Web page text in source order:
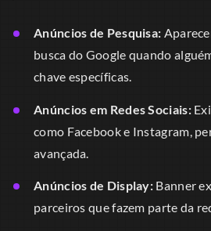
Anúncios de Pesquisa:
busca do Google quando
chave específicas.
Anúncios em Redes Sociais:
como Facebook e Instagram,
avançada.
Anúncios de Display: Banner
parceiros que fazem parte da